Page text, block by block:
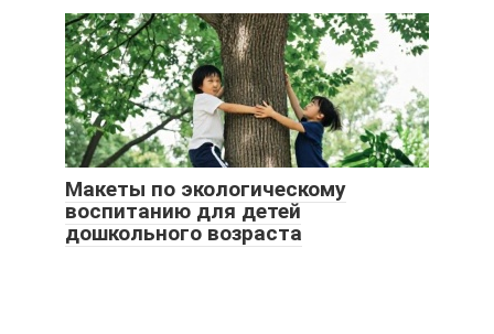
Макеты по экологическому
воспитанию для детей
дошкольного возраста